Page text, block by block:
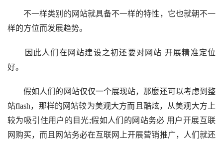
不一样类别的网站就具备不一样的特性，它也就朝不一
样的方位而发展趋势。
因此人们在网站建设之初还要对网站 开展精准定位
好。
假如人们的网站仅仅一个展现站，那麼还可以考虑到整
站flash，那样的网站较为美观大方而且酷炫，从美观大方上
较为吸引住用户的目光;假如人们的网站务必 用户开展互联
网购买，而且网站务必在互联网上开展营销推广，人们就还